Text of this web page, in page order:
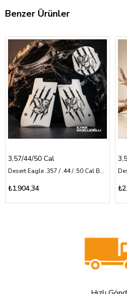
Benzer Ürünler
3,57/44/50 Cal
Desert Eagle .357 / .44 / .50 Cal Beyaz Pleksi Pençe Deseni Üzerine Ayı Logolu
₺1.904,34